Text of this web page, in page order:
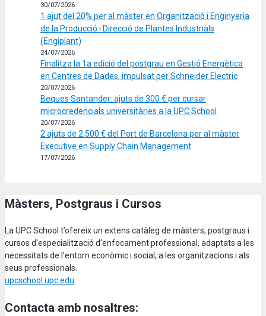
30/07/2026
1 ajut del 20% per al màster en Organització i Enginyeria
de la Producció i Direcció de Plantes Industrials
(Engiplant)
24/07/2026
Finalitza la 1a edició del postgrau en Gestió Energètica
en Centres de Dades, impulsat per Schneider Electric
20/07/2026
Beques Santander: ajuts de 300 € per cursar
microcredencials universitàries a la UPC School
20/07/2026
2 ajuts de 2.500 € del Port de Barcelona per al màster
Executive en Supply Chain Management
17/07/2026
Màsters, Postgraus i Cursos
La UPC School t’ofereix un extens catàleg de màsters, postgraus i
cursos d'especialització d’enfocament professional, adaptats a les
necessitats de l’entorn econòmic i social, a les organitzacions i als
seus professionals.
upcschool.upc.edu
Contacta amb nosaltres: